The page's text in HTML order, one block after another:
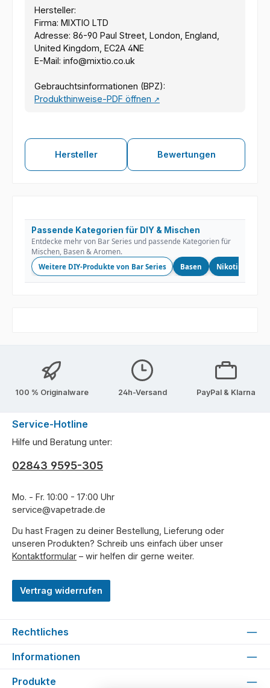
Hersteller:
Firma: MIXTIO LTD
Adresse: 86-90 Paul Street, London, England,
United Kingdom, EC2A 4NE
E-Mail: info@mixtio.co.uk
Gebrauchtsinformationen (BPZ):
Produkthinweise-PDF öffnen ↗
Hersteller Bewertungen
Passende Kategorien für DIY & Mischen
Entdecke mehr von Bar Series und passende Kategorien für
Mischen, Basen & Aromen.
Weitere DIY-Produkte von Bar Series Basen Nikotinshots
100 % Originalware 24h-Versand PayPal & Klarna
Service-Hotline
Hilfe und Beratung unter:
02843 9595-305
Mo. - Fr. 10:00 - 17:00 Uhr
service@vapetrade.de
Du hast Fragen zu deiner Bestellung, Lieferung oder
unseren Produkten? Schreib uns einfach über unser
Kontaktformular – wir helfen dir gerne weiter.
Vertrag widerrufen
Rechtliches
Informationen
Produkte